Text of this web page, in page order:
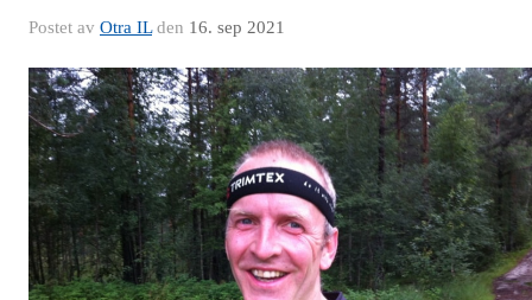
Postet av Otra ILden 16. sep 2021